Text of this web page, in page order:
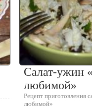
Салат-ужин
любимой»
Рецепт приготовления
любимой»